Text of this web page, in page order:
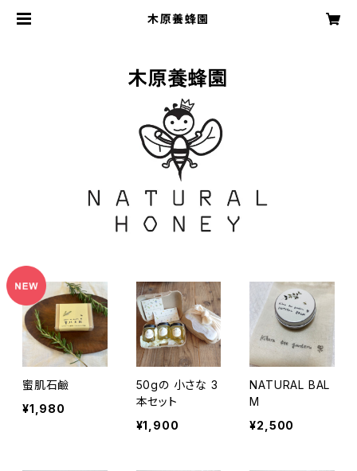
木原養蜂園
蜜肌石鹼
¥1,980
50gの 小さな 3
本セット
¥1,900
NATURAL BAL
M
¥2,500